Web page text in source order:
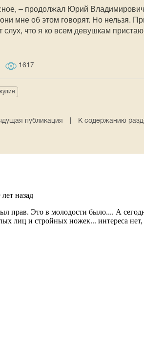
– продолжал Юрий
мне об этом говорят. Но нельзя.
слух, что я ко всем девушкам
1617
публикация К содержанию